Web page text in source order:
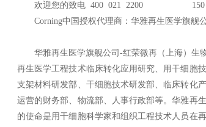
欢迎您的致电 400 021 2200 150
Corning中国授权代理商：华雅再生医学旗舰
华雅再生医学旗舰公司-红荣微再（上海）生
再生医学工程技术临床转化应用研究、用干细胞
支架材料研发部、干细胞技术研发部、临床转化
运营的财务部、物流部、人事行政部等。华雅再
的使命是用干细胞科学家和组织工程技术人员在